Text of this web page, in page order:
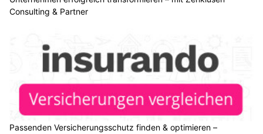
Consulting & Partner
Passenden Versicherungsschutz finden & optimieren –